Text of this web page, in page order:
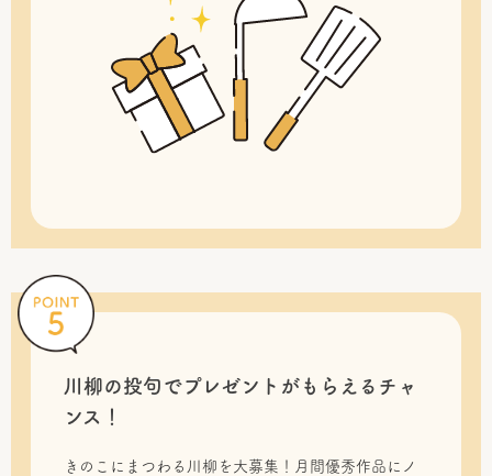
川柳の投句でプレゼントがもらえるチャ
ンス！
きのこにまつわる川柳を大募集！月間優秀作品にノ